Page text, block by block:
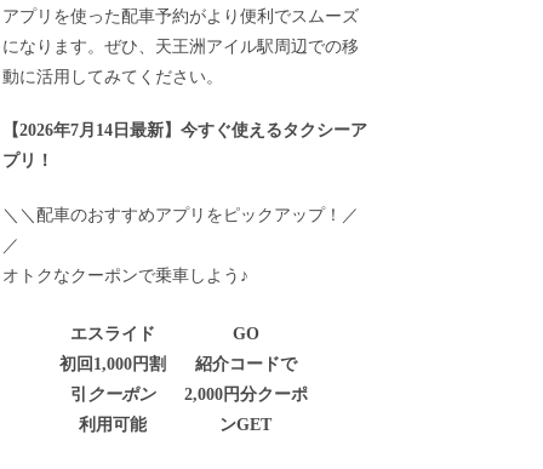
アプリを使った配車予約がより便利でスムーズ
になります。ぜひ、天王洲アイル駅周辺での移
動に活用してみてください。
【2026年7月14日最新】今すぐ使えるタクシーア
プリ！
＼＼配車のおすすめアプリをピックアップ！／
／
オトクなクーポンで乗車しよう♪
エスライド
初回1,000円割
引 クーポン
利用可能
GO
紹介コードで
2,000円分クーポ
ンGET